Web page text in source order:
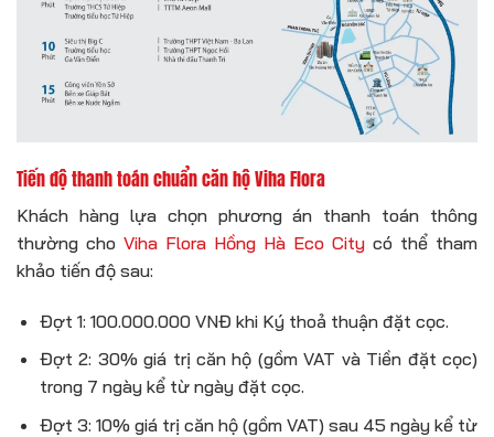
Tiến độ thanh toán chuẩn căn hộ Viha Flora
Khách hàng lựa chọn phương án thanh toán thông
thường cho Viha Flora Hồng Hà Eco City có thể tham
khảo tiến độ sau:
Đợt 1: 100.000.000 VNĐ khi Ký thoả thuận đặt cọc.
Đợt 2: 30% giá trị căn hộ (gồm VAT và Tiền đặt cọc)
trong 7 ngày kể từ ngày đặt cọc.
Đợt 3: 10% giá trị căn hộ (gồm VAT) sau 45 ngày kể từ